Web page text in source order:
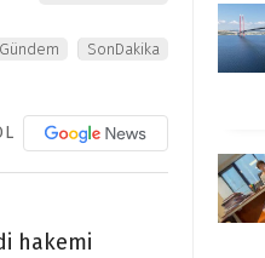
Gündem SonDakika
hakemi